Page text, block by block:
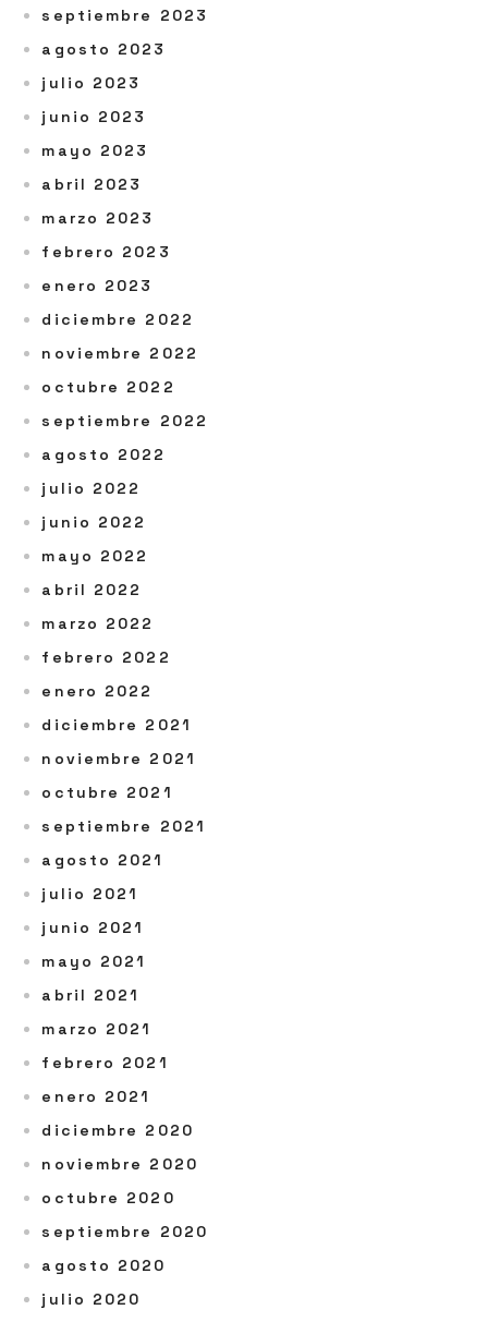
septiembre 2023
agosto 2023
julio 2023
junio 2023
mayo 2023
abril 2023
marzo 2023
febrero 2023
enero 2023
diciembre 2022
noviembre 2022
octubre 2022
septiembre 2022
agosto 2022
julio 2022
junio 2022
mayo 2022
abril 2022
marzo 2022
febrero 2022
enero 2022
diciembre 2021
noviembre 2021
octubre 2021
septiembre 2021
agosto 2021
julio 2021
junio 2021
mayo 2021
abril 2021
marzo 2021
febrero 2021
enero 2021
diciembre 2020
noviembre 2020
octubre 2020
septiembre 2020
agosto 2020
julio 2020